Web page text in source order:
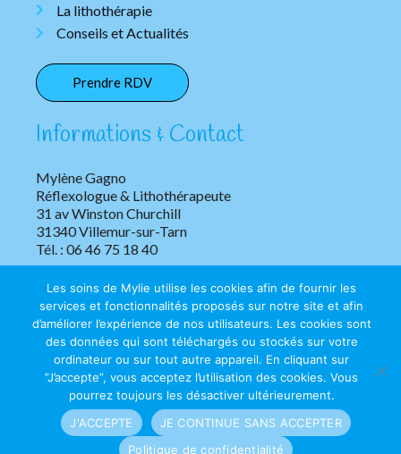
La lithothérapie
Conseils et Actualités
Prendre RDV
Informations & Contact
Mylène Gagno
Réflexologue & Lithothérapeute
31 av Winston Churchill
31340 Villemur-sur-Tarn
Tél. : 06 46 75 18 40
Copyright © 2026 Les soins de Mylie | Tous droits réservés.
Mentions légales|Confidentialité
Les soins de Mylie utilise les cookies afin de fournir les
services et fonctionnalités proposés sur notre site et afin
d’améliorer l’expérience de nos utilisateurs. Les cookies sont
des données qui sont téléchargés ou stockés sur votre
ordinateur ou sur tout autre appareil. En cliquant sur
”J’accepte”, vous acceptez l’utilisation des cookies. Vous
pourrez toujours les désactiver ultérieurement.
J'ACCEPTE
JE CONTINUE SANS ACCEPTER
Politique de confidentialité